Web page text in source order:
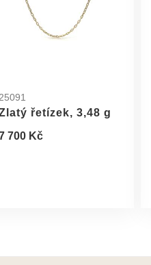
25091
řetízek, 3,48 g
700 Kč